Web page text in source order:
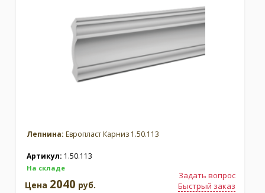
Лепнина: Европласт Карниз 1.50.113
Артикул: 1.50.113
На складе
Задать вопрос
Быстрый заказ
Цена 2040 руб.